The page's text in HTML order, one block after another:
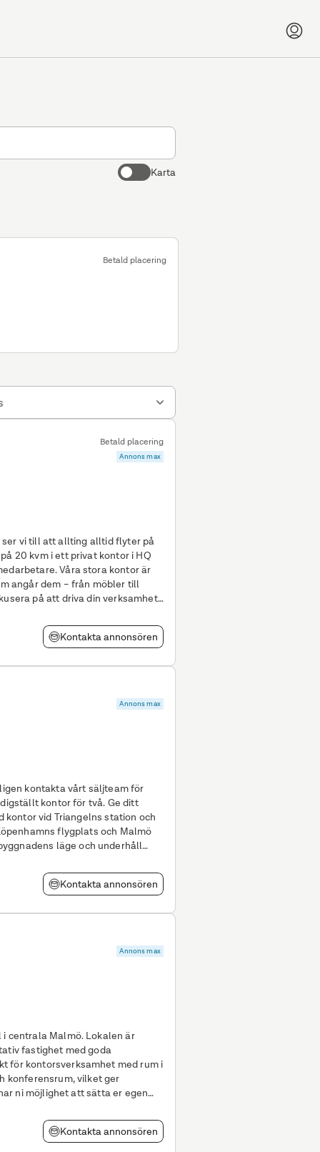
Karta
Betald placering
Betald placering
Annons max
vi till att allting alltid flyter på
Våra stora kontor är
angår dem – från möbler till
på att driva din verksamhet
Kontakta annonsören
Annons max
kontakta vårt säljteam för
vid Triangelns station och
flygplats och Malmö
läge och underhåll
Kontakta annonsören
Annons max
Malmö. Lokalen är
fastighet med goda
för kontorsverksamhet med rum i
konferensrum, vilket ger
ni möjlighet att sätta er egen
Kontakta annonsören